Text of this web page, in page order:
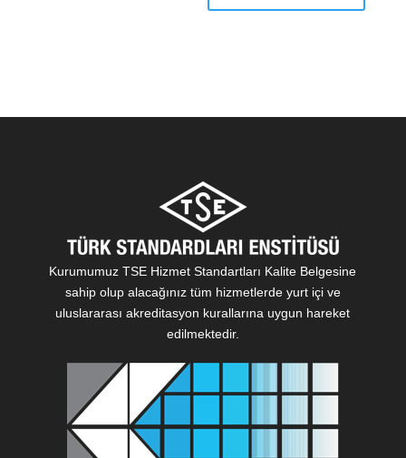
Kurumumuz TSE Hizmet Standartları Kalite Belgesine
sahip olup alacağınız tüm hizmetlerde yurt içi ve
uluslararası akreditasyon kurallarına uygun hareket
edilmektedir.